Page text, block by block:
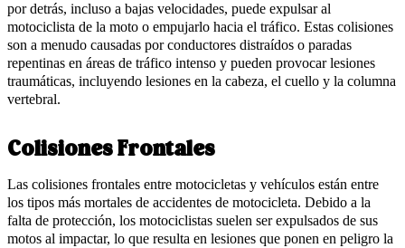
por detrás, incluso a bajas velocidades, puede expulsar al
motociclista de la moto o empujarlo hacia el tráfico. Estas colisiones
son a menudo causadas por conductores distraídos o paradas
repentinas en áreas de tráfico intenso y pueden provocar lesiones
traumáticas, incluyendo lesiones en la cabeza, el cuello y la columna
vertebral.
Colisiones Frontales
Las colisiones frontales entre motocicletas y vehículos están entre
los tipos más mortales de accidentes de motocicleta. Debido a la
falta de protección, los motociclistas suelen ser expulsados de sus
motos al impactar, lo que resulta en lesiones que ponen en peligro la